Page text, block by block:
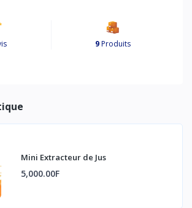
9Produits
Mini Extracteur de Jus
5,000.00F